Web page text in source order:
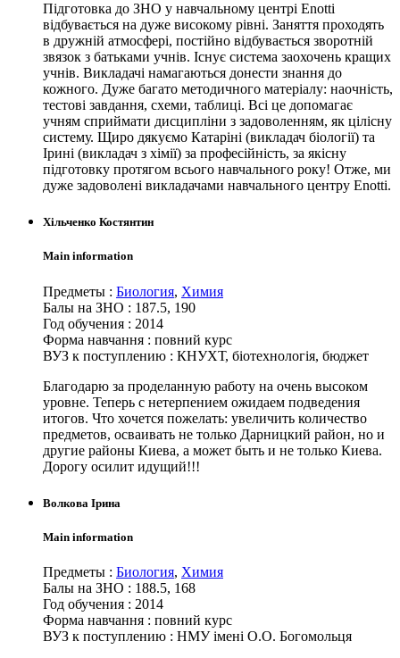
Підготовка до ЗНО у навчальному центрі Enotti
відбувається на дуже високому рівні. Заняття проходять
в дружній атмосфері, постійно відбувається зворотній
звязок з батьками учнів. Існує система заохочень кращих
учнів. Викладачі намагаються донести знання до
кожного. Дуже багато методичного матеріалу: наочність,
тестові завдання, схеми, таблиці. Всі це допомагає
учням сприймати дисципліни з задоволенням, як цілісну
систему. Щиро дякуємо Катаріні (викладач біології) та
Ірині (викладач з хімії) за професійність, за якісну
підготовку протягом всього навчального року! Отже, ми
дуже задоволені викладачами навчального центру Enotti.
Хільченко Костянтин
Main information
Предметы : Биология, Химия
Балы на ЗНО : 187.5, 190
Год обучения : 2014
Форма навчання : повний курс
ВУЗ к поступлению : КНУХТ, біотехнологія, бюджет
Благодарю за проделанную работу на очень высоком
уровне. Теперь с нетерпением ожидаем подведения
итогов. Что хочется пожелать: увеличить количество
предметов, осваивать не только Дарницкий район, но и
другие районы Киева, а может быть и не только Киева.
Дорогу осилит идущий!!!
Волкова Ірина
Main information
Предметы : Биология, Химия
Балы на ЗНО : 188.5, 168
Год обучения : 2014
Форма навчання : повний курс
ВУЗ к поступлению : НМУ імені О.О. Богомольця